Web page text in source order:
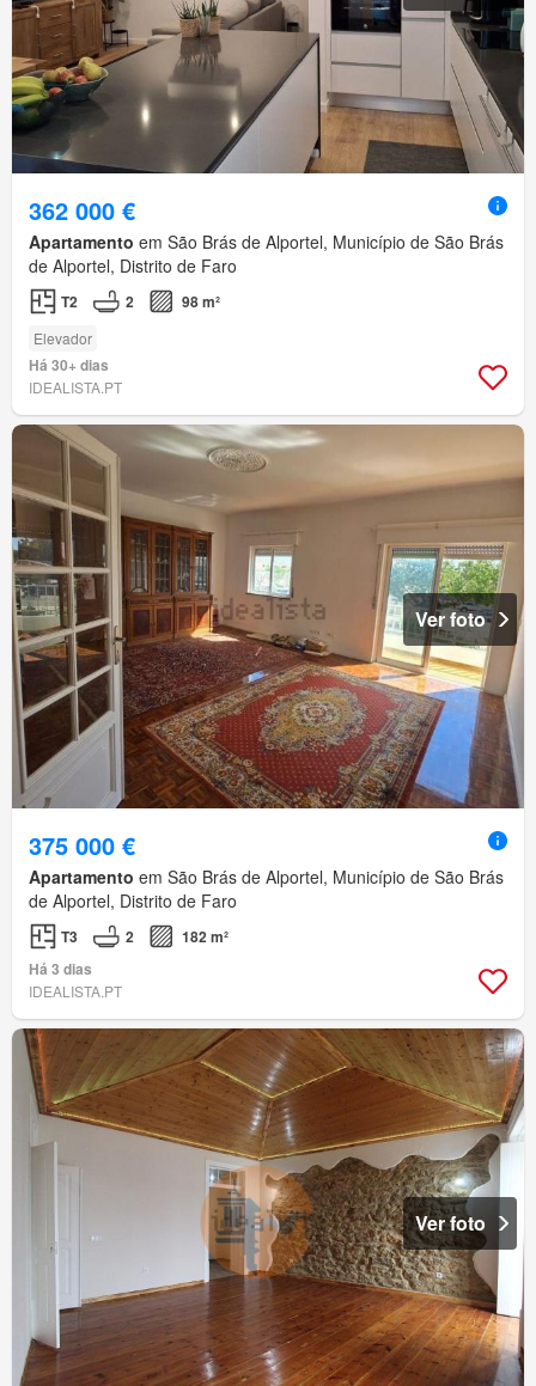
362 000 €
Apartamento em São Brás de Alportel, Município de São Brás
de Alportel, Distrito de Faro
T2 2 98 m²
Elevador
Há 30+ dias
IDEALISTA.PT
Ver foto
375 000 €
Apartamento em São Brás de Alportel, Município de São Brás
de Alportel, Distrito de Faro
T3 2
182 m²
Há 3 dias
IDEALISTA.PT
Ver foto